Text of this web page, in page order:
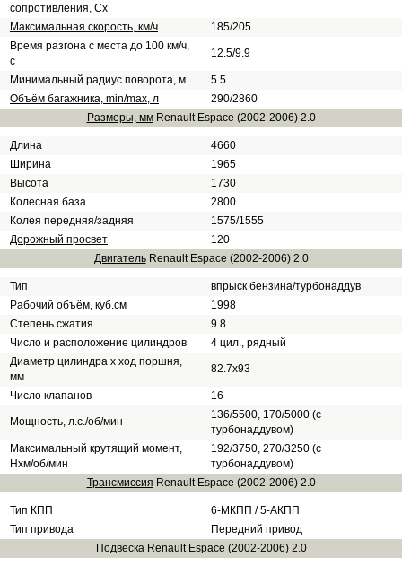
сопротивления, Сх
Максимальная скорость, км/ч
185/205
Время разгона с места до 100 км/ч,
с
12.5/9.9
Минимальный радиус поворота, м
5.5
Объём багажника, min/max, л
290/2860
Размеры, ммRenault Espace (2002-2006) 2.0
Длина
4660
Ширина
1965
Высота
1730
Колесная база
2800
Колея передняя/задняя
1575/1555
Дорожный просвет
120
ДвигательRenault Espace (2002-2006) 2.0
Тип
впрыск бензина/турбонаддув
Рабочий объём, куб.см
1998
Степень сжатия
9.8
Число и расположение цилиндров
4 цил., рядный
Диаметр цилиндра х ход поршня,
мм
82.7х93
Число клапанов 16
Мощность, л.с./об/мин
136/5500, 170/5000 (с
турбонаддувом)
Максимальный крутящий момент,
Нхм/об/мин
192/3750, 270/3250 (с
турбонаддувом)
Трансмиссия Renault Espace (2002-2006) 2.0
Тип КПП
6-МКПП / 5-АКПП
Тип привода
Передний привод
Подвеска Renault Espace (2002-2006) 2.0